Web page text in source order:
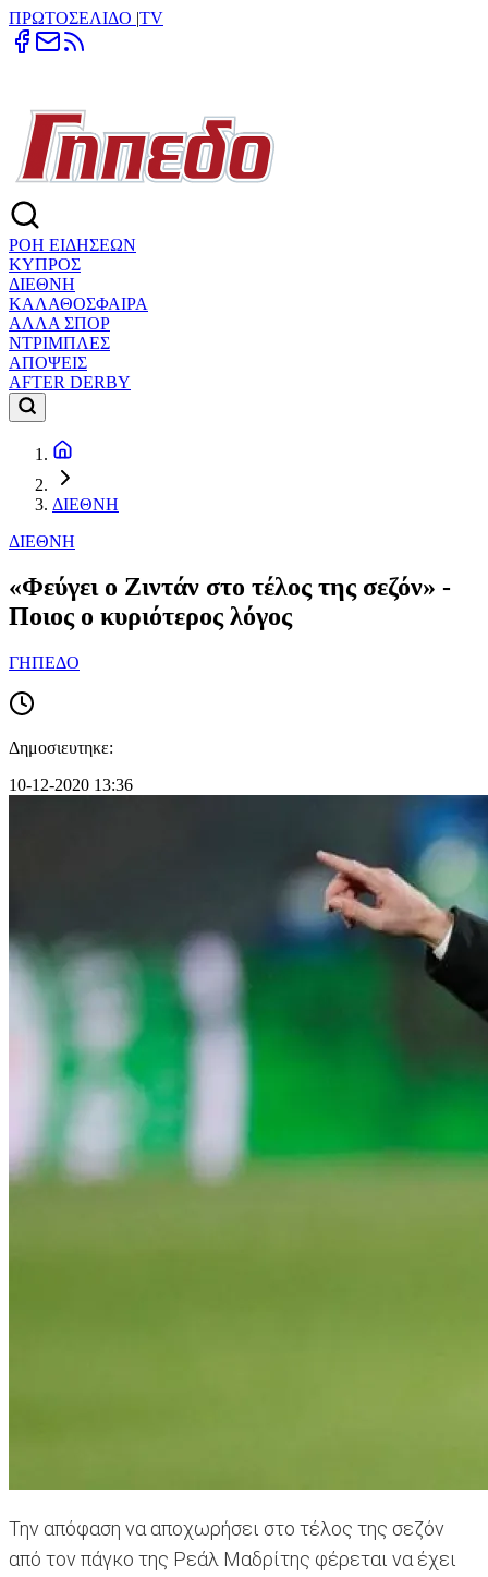
ΠΡΩΤΟΣΕΛΙΔΟ |TV
ΡΟΗ ΕΙΔΗΣΕΩΝ
ΚΥΠΡΟΣ
ΔΙΕΘΝΗ
ΚΑΛΑΘΟΣΦΑΙΡΑ
ΑΛΛΑ ΣΠΟΡ
ΝΤΡΙΜΠΛΕΣ
ΑΠΟΨΕΙΣ
AFTER DERBY
ΔΙΕΘΝΗ
ΔΙΕΘΝΗ
«Φεύγει ο Ζιντάν στο τέλος της σεζόν» -
Ποιος ο κυριότερος λόγος
ΓΗΠΕΔΟ
Δημοσιευτηκε:
10-12-2020 13:36
Την απόφαση να αποχωρήσει στο τέλος της σεζόν
από τον πάγκο της Ρεάλ Μαδρίτης φέρεται να έχει